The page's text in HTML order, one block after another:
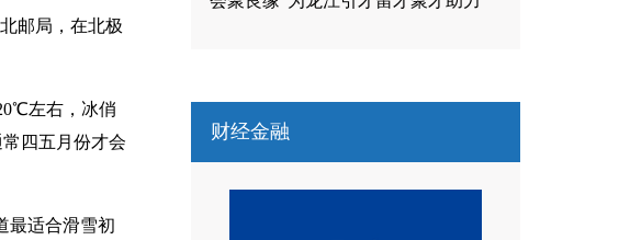
邮局，在北极
左右，冰俏
四五月份才会
最适合滑雪初